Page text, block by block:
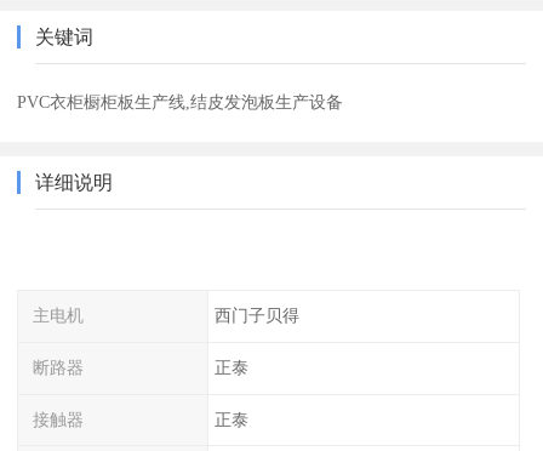
关键词
PVC衣柜橱柜板生产线,结皮发泡板生产设备
详细说明
主电机 西门子贝得
断路器 正泰
接触器 正泰